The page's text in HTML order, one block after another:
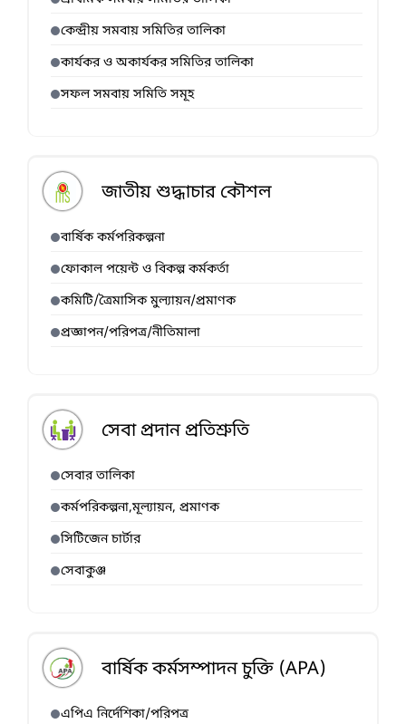
কেন্দ্রীয় সমবায় সমিতির তালিকা
কার্যকর ও অকার্যকর সমিতির তালিকা
সফল সমবায় সমিতি সমূহ
জাতীয় শুদ্ধাচার কৌশল
বার্ষিক কর্মপরিকল্পনা
ফোকাল পয়েন্ট ও বিকল্প কর্মকর্তা
কমিটি/ত্রৈমাসিক মুল্যায়ন/প্রমাণক
প্রজ্ঞাপন/পরিপত্র/নীতিমালা
সেবা প্রদান প্রতিশ্রুতি
সেবার তালিকা
কর্মপরিকল্পনা,মূল্যায়ন, প্রমাণক
সিটিজেন চার্টার
সেবাকুঞ্জ
বার্ষিক কর্মসম্পাদন চুক্তি (APA)
এপিএ নির্দেশিকা/পরিপত্র